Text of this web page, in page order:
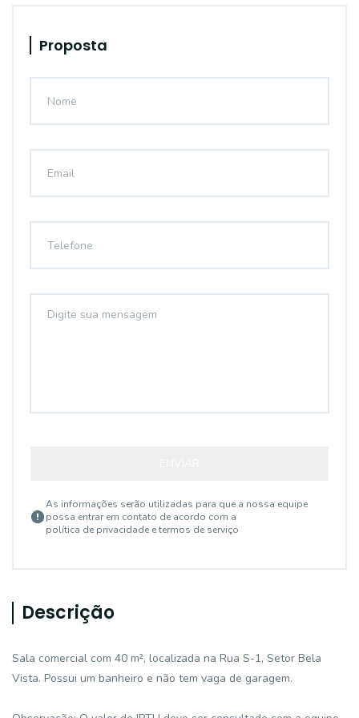
Proposta
As informações serão utilizadas para que a nossa equipe
possa entrar em contato de acordo com a
política de privacidade e termos de serviço
Descrição
Sala comercial com 40 m², localizada na Rua S-1, Setor Bela
Vista. Possui um banheiro e não tem vaga de garagem.